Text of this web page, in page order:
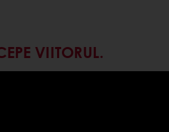
VIITORUL.